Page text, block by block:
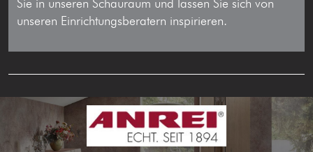
Sie in unseren Schauraum und lassen Sie sich von
unseren Einrichtungsberatern inspirieren.